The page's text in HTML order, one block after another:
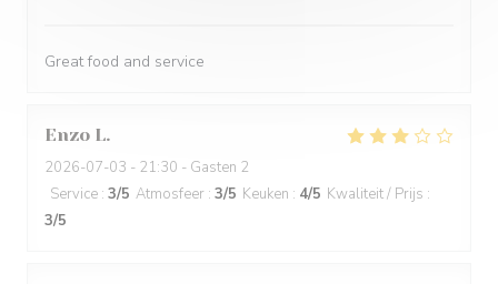
Great food and service
Enzo L
2026-07-03 - 21:30 - Gasten 2
Service : 3/5 Atmosfeer : 3/5 Keuken : 4/5 Kwaliteit / Prijs :
3/5